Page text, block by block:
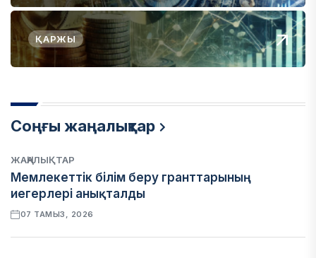
ҚАРЖЫ
Соңғы жаңалықтар
ЖАҢАЛЫҚТАР
Мемлекеттік білім беру гранттарының
иегерлері анықталды
07 ТАМЫЗ, 2026